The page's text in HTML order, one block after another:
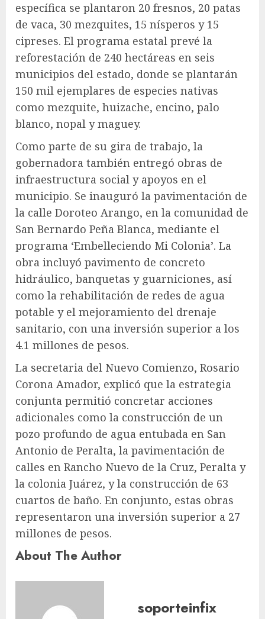
específica se plantaron 20 fresnos, 20 patas
de vaca, 30 mezquites, 15 nísperos y 15
cipreses. El programa estatal prevé la
reforestación de 240 hectáreas en seis
municipios del estado, donde se plantarán
150 mil ejemplares de especies nativas
como mezquite, huizache, encino, palo
blanco, nopal y maguey.
Como parte de su gira de trabajo, la
gobernadora también entregó obras de
infraestructura social y apoyos en el
municipio. Se inauguró la pavimentación de
la calle Doroteo Arango, en la comunidad de
San Bernardo Peña Blanca, mediante el
programa ‘Embelleciendo Mi Colonia’. La
obra incluyó pavimento de concreto
hidráulico, banquetas y guarniciones, así
como la rehabilitación de redes de agua
potable y el mejoramiento del drenaje
sanitario, con una inversión superior a los
4.1 millones de pesos.
La secretaria del Nuevo Comienzo, Rosario
Corona Amador, explicó que la estrategia
conjunta permitió concretar acciones
adicionales como la construcción de un
pozo profundo de agua entubada en San
Antonio de Peralta, la pavimentación de
calles en Rancho Nuevo de la Cruz, Peralta y
la colonia Juárez, y la construcción de 63
cuartos de baño. En conjunto, estas obras
representaron una inversión superior a 27
millones de pesos.
About The Author
soporteinfix